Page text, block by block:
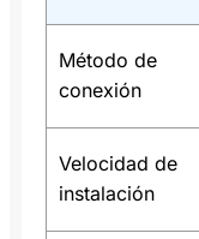
Método de
conexión
Velocidad de
instalación